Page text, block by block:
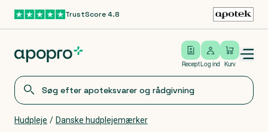
Gå til hovedindholdTrustScore 4.8
Recept
Log ind
Log ind Kurv
Open/close menu
Hudpleje / Danske hudplejemærker